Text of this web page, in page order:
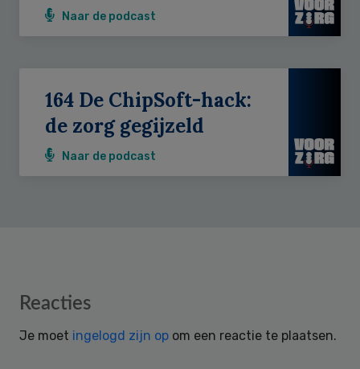
Naar de podcast
164 De ChipSoft-hack:
de zorg gegijzeld
Naar de podcast
Reader
Reacties
Je moet ingelogd zijn op om een reactie te plaatsen.